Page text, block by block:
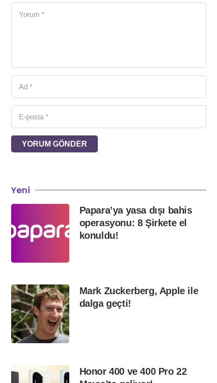
YORUM GÖNDER
Yeni
Papara’ya yasa dışı bahis
operasyonu: 8 Şirkete el
konuldu!
Mark Zuckerberg, Apple ile
dalga geçti!
Honor 400 ve 400 Pro 22